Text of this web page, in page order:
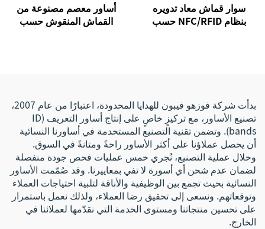
سوار قماش معاد تدويره
بنظام NFC/RFID حسب
أساور معصم مصنوعة من
القماش المنقوش حسب
بدأت شركة فوزهو فيبون للهدايا المحدودة، اعتبارًا من عام 2007،
تصنيع الأساور، مع تركيزٍ خاصٍ على إنتاج أساور التعريف (ID
bands). وتضمن تقنية التصنيع المستخدمة في أساورنا النسائية
أن يحصل عملاؤنا على أكثر الأساور راحةً ومتانةً في السوق.
وخلال عملية التصنيع، نُجري خمس عمليات فحص جودة منفصلة
لضمان عدم شحن أي أسورة لا تفي بمعاييرنا. وقد صُمّمت الأساور
النسائية بحيث تجمع بين الوظيفية والأناقة لتلبية احتياجات العملاء
وتوقعاتهم. ونسعى إلى تحقيق رضا العملاء، ولذلك نعمل باستمرار
على تحسين منتجاتنا ومستوى الخدمة التي نقدّمها لعملائنا في
الخارج.